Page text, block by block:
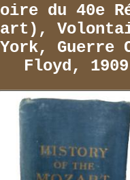
du 40e
York,
Floyd, 1909